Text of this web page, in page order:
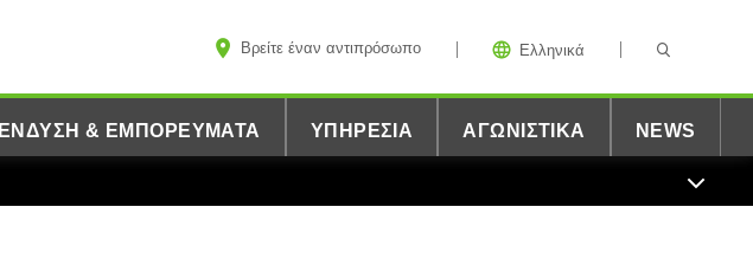
Βρείτε έναν αντιπρόσωπο Ελληνικά
ΈΝΔΥΣΗ & ΕΜΠΟΡΕΎΜΑΤΑ ΥΠΗΡΕΣΊΑ ΑΓΩΝΙΣΤΙΚΆ NEWS